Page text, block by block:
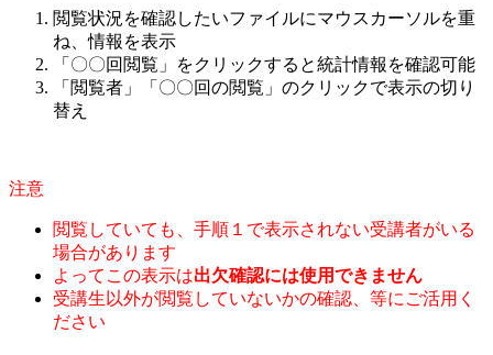
閲覧状況を確認したいファイルにマウスカーソルを重
ね、情報を表示
「〇〇回閲覧」をクリックすると統計情報を確認可能
「閲覧者」「〇〇回の閲覧」のクリックで表示の切り
替え
注意
閲覧していても、手順１で表示されない受講者がいる
場合があります
よってこの表示は出欠確認には使用できません
受講生以外が閲覧していないかの確認、等にご活用く
ださい